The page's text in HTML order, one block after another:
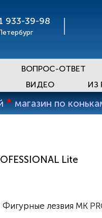
933-39-98
ВОПРОС-ОТВЕТ
ВИДЕО ИЗ
* магазин по
Lite
Фигурные лезвия MK